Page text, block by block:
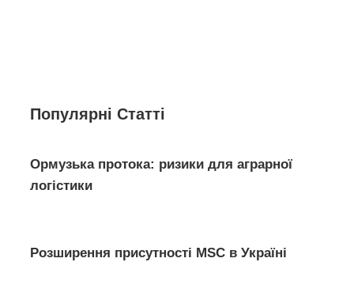
Популярні Статті
Ормузька протока: ризики для аграрної
логістики
Розширення присутності MSC в Україні